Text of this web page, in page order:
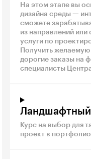
На этом этапе вы
дизайна среды —
сможете
из направлений
услуги по
Получить
дорогие заказы на
специалисты
Ландшафтный
Курс на выбор для
проект в портфолио